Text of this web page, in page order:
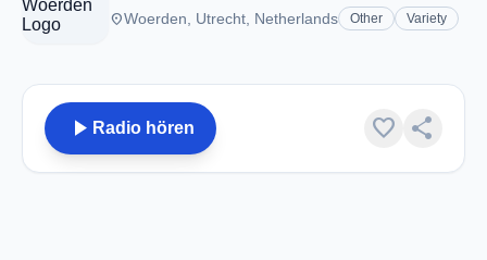
placeWoerden, Utrecht, Netherlands Other Variety
play_arrow Radio hören favorite share